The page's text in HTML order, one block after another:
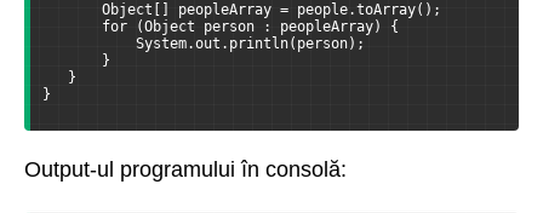
Object[] peopleArray = people.toArray();
for (Object person : peopleArray) {
System.out.println(person);
}
}
}
Output-ul programului în consolă: